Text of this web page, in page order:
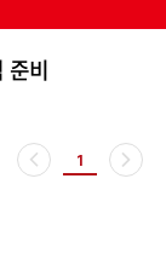
비
1